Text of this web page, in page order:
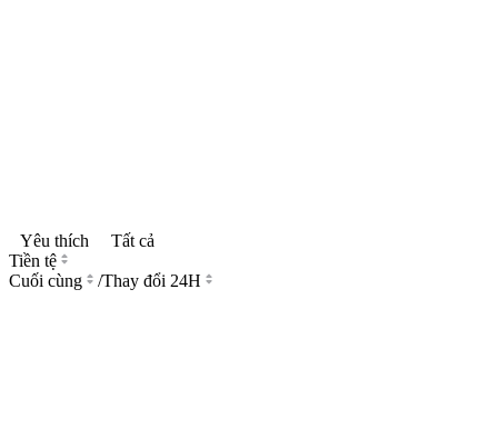
Yêu thích
Tất cả
Tiền tệ
Cuối cùng
/Thay đổi 24H